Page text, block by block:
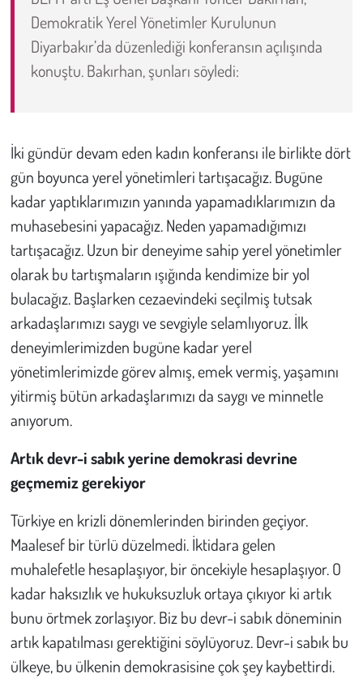
Demokratik Yerel Yönetimler Kurulunun
Diyarbakır’da düzenlediği konferansın açılışında
konuştu. Bakırhan, şunları söyledi:
İki gündür devam eden kadın konferansı ile birlikte dört
gün boyunca yerel yönetimleri tartışacağız. Bugüne
kadar yaptıklarımızın yanında yapamadıklarımızın da
muhasebesini yapacağız. Neden yapamadığımızı
tartışacağız. Uzun bir deneyime sahip yerel yönetimler
olarak bu tartışmaların ışığında kendimize bir yol
bulacağız. Başlarken cezaevindeki seçilmiş tutsak
arkadaşlarımızı saygı ve sevgiyle selamlıyoruz. İlk
deneyimlerimizden bugüne kadar yerel
yönetimlerimizde görev almış, emek vermiş, yaşamını
yitirmiş bütün arkadaşlarımızı da saygı ve minnetle
anıyorum.
Artık devr-i sabık yerine demokrasi devrine
geçmemiz gerekiyor
Türkiye en krizli dönemlerinden birinden geçiyor.
Maalesef bir türlü düzelmedi. İktidara gelen
muhalefetle hesaplaşıyor, bir öncekiyle hesaplaşıyor. O
kadar haksızlık ve hukuksuzluk ortaya çıkıyor ki artık
bunu örtmek zorlaşıyor. Biz bu devr-i sabık döneminin
artık kapatılması gerektiğini söylüyoruz. Devr-i sabık bu
ülkeye, bu ülkenin demokrasisine çok şey kaybettirdi.
Çevre
Galeri
Vefat İlanları
Tarih
Hukuk
Tarım
Son Dakika
Kent
Eğlence